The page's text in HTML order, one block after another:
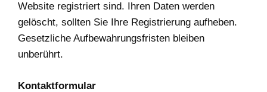
Website registriert sind. Ihren Daten werden
gelöscht, sollten Sie Ihre Registrierung aufheben.
Gesetzliche Aufbewahrungsfristen bleiben
unberührt.
Kontaktformular